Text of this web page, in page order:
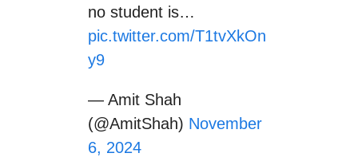
no student is…
pic.twitter.com/T1tvXkOn
y9
— Amit Shah
(@AmitShah) November
6, 2024